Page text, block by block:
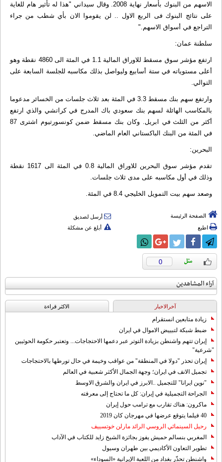
الاسهم من البنوك بأسعار نهاية 2008. وقال سيداني "هذا له تأثير هام للغاية
على نتائج البنوك فى الربع الاول .. لن يقوموا الان بأي شطب من جراء
التراجع في أسواق الاسهم."
سلطنة عمان:
ارتفع مؤشر سوق مسقط للاوراق المالية 1.1 في المئة الى 4860 نقطة وهو
أعلى مستوياته في ستة أسابيع وليواصل بذلك مكاسبه للجلسة السابعة على
التوالي.
وارتفع سهم بنك مسقط 3.3 في المئة بعد ثلاث جلسات من الخسائر مدعوما
بالمكاسب الهائلة لسهم بنك سعودي باك المدرج في كراتشي والذي ارتفع
أكثر من الثلث في ابريل. وكان بنك مسقط ضمن كونسورتيوم اشترى 87
في المئة من البنك الباكستاني العام الماضي.
البحرين:
تقدم مؤشر سوق البحرين للاوراق المالية 0.8 في المئة الى 1617 نقطة
وذلك في أول مكاسبه على مدى ثلاث جلسات.
وصعد سهم بيت التمويل الخليجي 8.4 في المئة.
الصفحة الرئيسة
أرسل لصديق
اطبع
أبلغ عن مشكلة
0
آراء المشاهدين
آخرالاخبار الاکثر قراءة
زيادة متابعين انستقرام
ضبط شبكة لتبييض الاموال في ايران
إيران تتهم واشنطن بزيادة التوتر عبر دعمها الاحتجاجات... وتعتبر حكومة الحوثيين
"شرعية"
إيران تحذر "دولا في المنطقة" من عواقب وخيمة في حال تورطها بالاحتجاجات
تجميل الانف في ايران؛ وجهة الجمال الأكثر شعبية في العالم
"نوين ايرانا" للتجميل ..الابرز في ايران والشرق الاوسط
الجراحة التجميلية في إيران: كل ما تحتاج إلى معرفته
ماكرون: هناك تقارب مع ترامب حول إيران
40 فيلما يتوقع عرضها في مهرجان كان 2019
رحيل السينمائي الروسي الرائد مارلن خوتسييف
المغربي بنسالم حميش يفوز بجائزة الشيخ زايد للكتاب في الآداب
تطوير التعاون الأكاديمي بين طهران وسيول
واشنطن تحذّر بغداد من اللعبة الإيرانية «السوداء»